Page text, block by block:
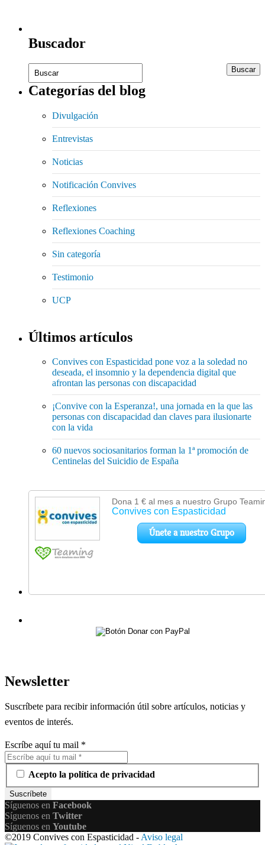
Buscador
Categorías del blog
Divulgación
Entrevistas
Noticias
Notificación Convives
Reflexiones
Reflexiones Coaching
Sin categoría
Testimonio
UCP
Últimos artículos
Convives con Espasticidad pone voz a la soledad no
deseada, el insomnio y la dependencia digital que
afrontan las personas con discapacidad
¡Convive con la Esperanza!, una jornada en la que las
personas con discapacidad dan claves para ilusionarte
con la vida
60 nuevos sociosanitarios forman la 1ª promoción de
Centinelas del Suicidio de España
Newsletter
Suscríbete para recibir información útil sobre artículos, noticias y
eventos de interés.
Escríbe aquí tu mail *
Acepto la política de privacidad
Síguenos en Facebook
Síguenos en Twitter
Síguenos en Youtube
©2019 Convives con Espasticidad - Aviso legal